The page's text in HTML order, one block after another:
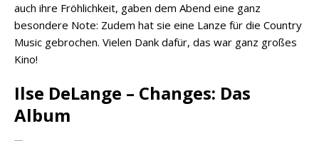
auch ihre Fröhlichkeit, gaben dem Abend eine ganz
besondere Note: Zudem hat sie eine Lanze für die Country
Music gebrochen. Vielen Dank dafür, das war ganz großes
Kino!
Ilse DeLange – Changes: Das
Album